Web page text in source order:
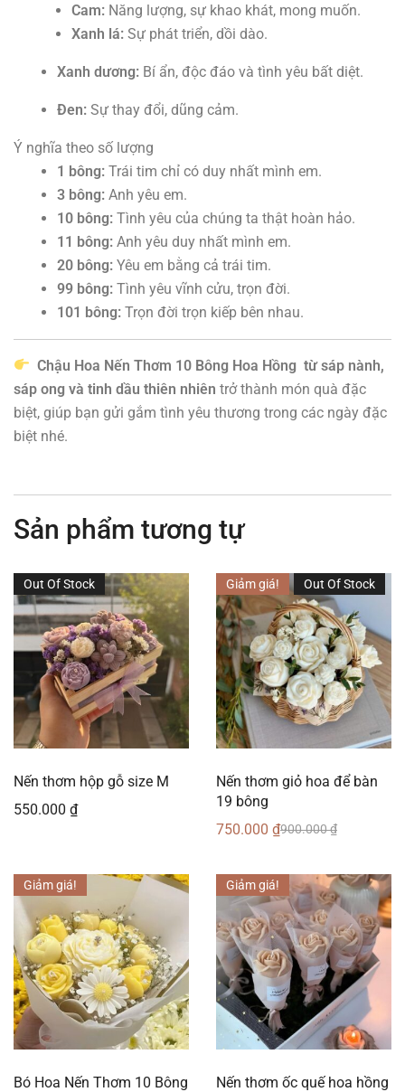
Cam: Năng lượng, sự khao khát, mong muốn.
Xanh lá: Sự phát triển, dồi dào.
Xanh dương: Bí ẩn, độc đáo và tình yêu bất diệt.
Đen: Sự thay đổi, dũng cảm.
Ý nghĩa theo số lượng
1 bông: Trái tim chỉ có duy nhất mình em.
3 bông: Anh yêu em.
10 bông: Tình yêu của chúng ta thật hoàn hảo.
11 bông: Anh yêu duy nhất mình em.
20 bông: Yêu em bằng cả trái tim.
99 bông: Tình yêu vĩnh cửu, trọn đời.
101 bông: Trọn đời trọn kiếp bên nhau.
Chậu Hoa Nến Thơm 10 Bông Hoa Hồng từ sáp nành,
sáp ong và tinh dầu thiên nhiên trở thành món quà đặc
biệt, giúp bạn gửi gắm tình yêu thương trong các ngày đặc
biệt nhé.
Sản phẩm tương tự
Out Of Stock
Nến thơm hộp gỗ size M
550.000 ₫
Giảm giá! Out Of Stock
Nến thơm giỏ hoa để bàn
19 bông
900.000₫
750.000 ₫
Giảm giá!
Bó Hoa Nến Thơm 10 Bông
Giảm giá!
Nến thơm ốc quế hoa hồng